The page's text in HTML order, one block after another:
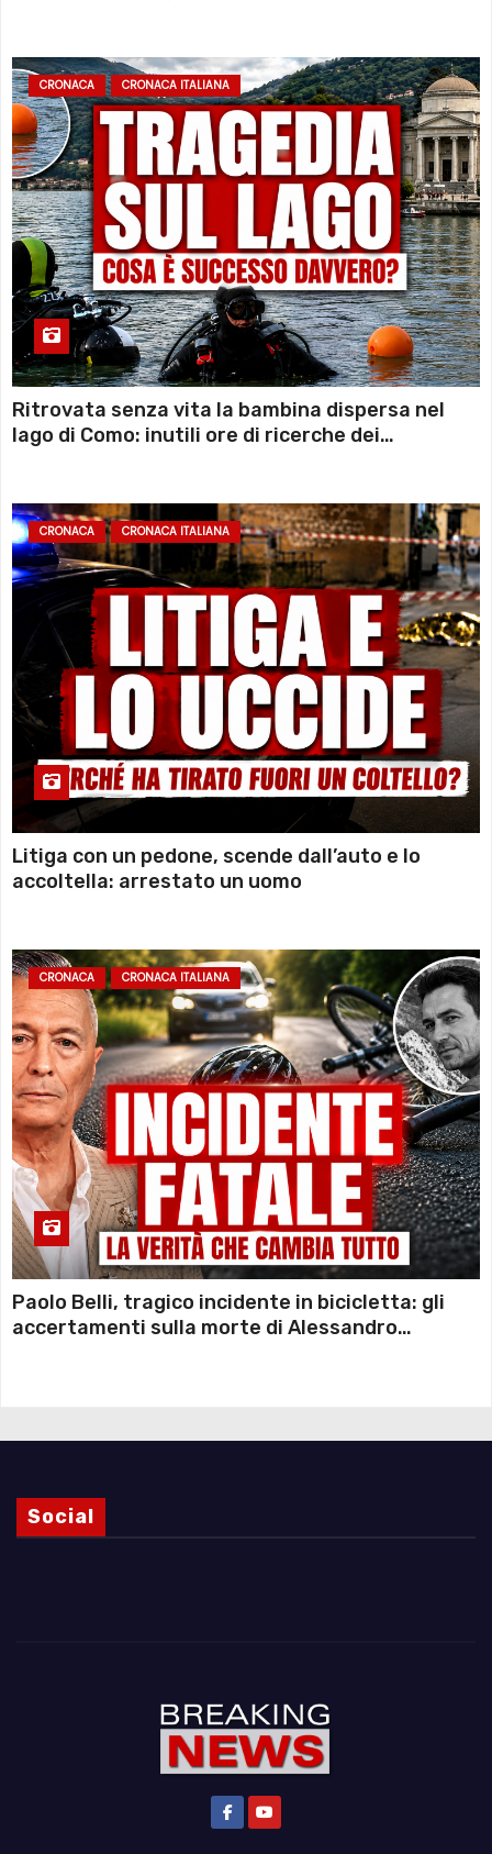
CRONACA CRONACA ITALIANA
Ritrovata senza vita la bambina dispersa nel
lago di Como: inutili ore di ricerche dei
CRONACA CRONACA ITALIANA
Litiga con un pedone, scende dall’auto e lo
accoltella: arrestato un uomo
CRONACA CRONACA ITALIANA
Paolo Belli, tragico incidente in bicicletta: gli
accertamenti sulla morte di Alessandro
Social